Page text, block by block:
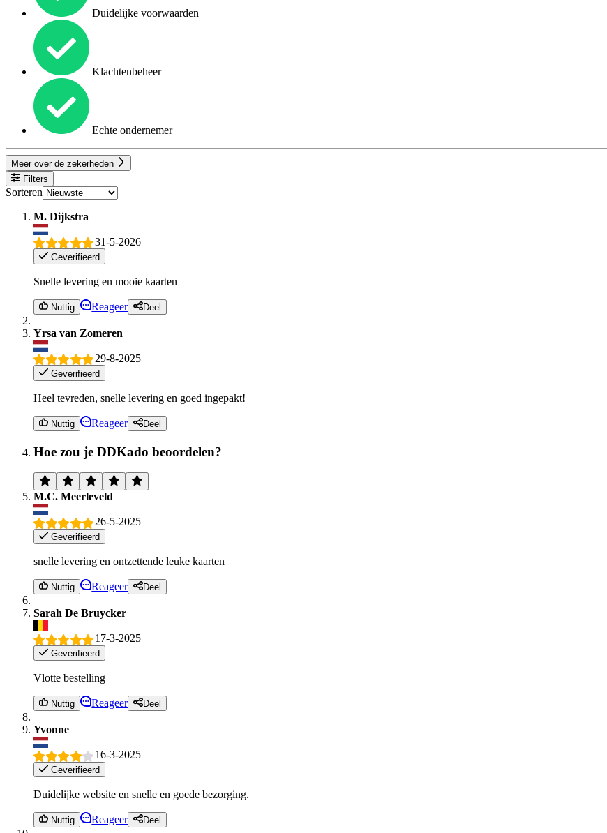
Duidelijke voorwaarden
Klachtenbeheer
Echte ondernemer
Meer over de zekerheden
Filters
Sorteren
M. Dijkstra
31-5-2026
Geverifieerd
Snelle levering en mooie kaarten
Nuttig Reageer Deel
Yrsa van Zomeren
29-8-2025
Geverifieerd
Heel tevreden, snelle levering en goed ingepakt!
Nuttig Reageer Deel
Hoe zou je DDKado beoordelen?
M.C. Meerleveld
26-5-2025
Geverifieerd
snelle levering en ontzettende leuke kaarten
Nuttig Reageer Deel
Sarah De Bruycker
17-3-2025
Geverifieerd
Vlotte bestelling
Nuttig Reageer Deel
Yvonne
16-3-2025
Geverifieerd
Duidelijke website en snelle en goede bezorging.
Nuttig Reageer Deel